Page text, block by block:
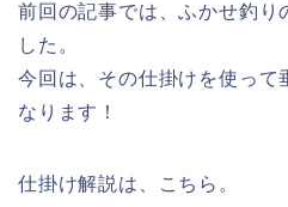
前回の記事では、ふかせ釣り
した。
今回は、その仕掛けを使って
なります！
仕掛け解説は、こちら。